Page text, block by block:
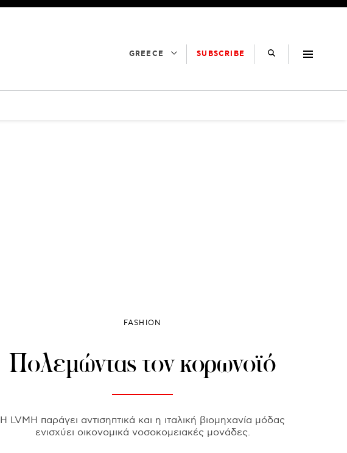
GREECE SUBSCRIBE
FASHION
Πολεμώντας τον κορωνοϊό
Η LVMH παράγει αντισηπτικά και η ιταλική βιομηχανία μόδας
ενισχύει οικονομικά νοσοκομειακές μονάδες.